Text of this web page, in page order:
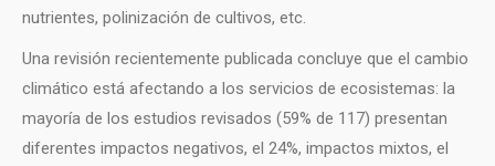
nutrientes, polinización de cultivos, etc.
Una revisión recientemente publicada concluye que el cambio
climático está afectando a los servicios de ecosistemas: la
mayoría de los estudios revisados (59% de 117) presentan
diferentes impactos negativos, el 24%, impactos mixtos, el